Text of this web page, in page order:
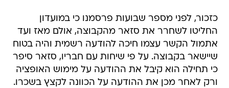
כזכור, לפני מספר שבועות פרסמנו כי במועדון
החליטו לשחרר את סזאר מהקבוצה, אולם מאז ועד
אתמול הקשר עצמו חיכה להודעה רשמית והיה בטוח
שיישאר בקבוצה. על פי שיחות עם חבריו, סזאר סיפר
כי תחילה הוא קיבל את ההודעה על מימוש האופציה
ורק לאחר מכן את ההודעה על הכוונה לקצץ בשכרו.